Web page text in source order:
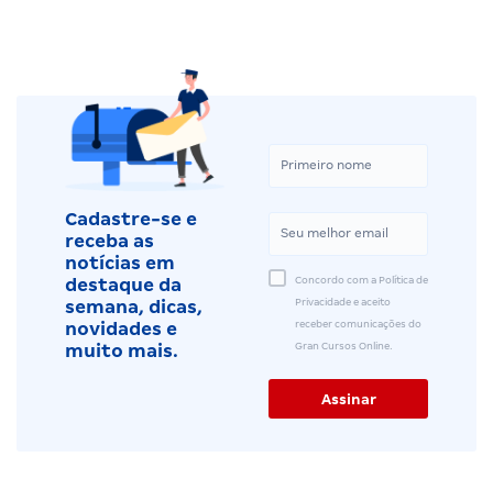
Cadastre-se e
receba as
notícias em
destaque da
semana, dicas,
novidades e
muito mais.
Concordo com a Política de
Privacidade e aceito
receber comunicações do
Gran Cursos Online.